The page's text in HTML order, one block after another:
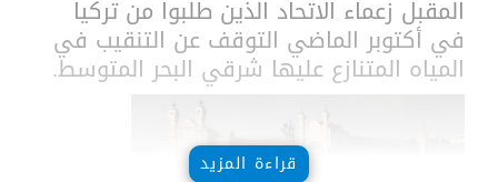
المقبل زعماء الاتحاد الذين طلبوا من تركيا
في أكتوبر الماضي التوقف عن التنقيب في
المياه المتنازع عليها شرقي البحر المتوسط.
قراءة المزيد